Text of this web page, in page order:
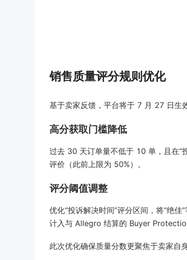
销售质量评分规则优化
基于卖家反馈，平台将于 7 月 27 日生
高分获取门槛降低
过去 30 天订单量不低于 10 单，且在“
评价（此前上限为 50%）。
评分阈值调整
优化“投诉解决时间”评分区间，将“绝
计入与 Allegro 结算的 Buyer
此次优化确保质量分数更聚焦于卖家自